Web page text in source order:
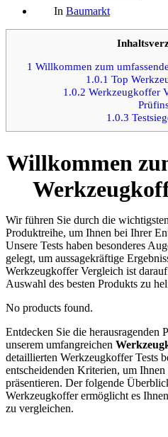
Beitrags
In Baumarkt
1 Willkommen zum
1.0.1 Top
1.0.2 Werkzeugkoffer
1.0.3
Willkommen
Wir führen Sie durch die
Produktreihe, um Ihnen bei Ihrer
Unsere Tests haben besonderes
gelegt, um aussagekräftige
Werkzeugkoffer Vergleich ist
Auswahl des besten Produkts zu
No products found.
Entdecken Sie die herausragenden
unserem umfangreichen
detaillierten Werkzeugkoffer Tests
entscheidenden Kriterien, um
präsentieren. Der folgende
Werkzeugkoffer ermöglicht es
zu vergleichen.